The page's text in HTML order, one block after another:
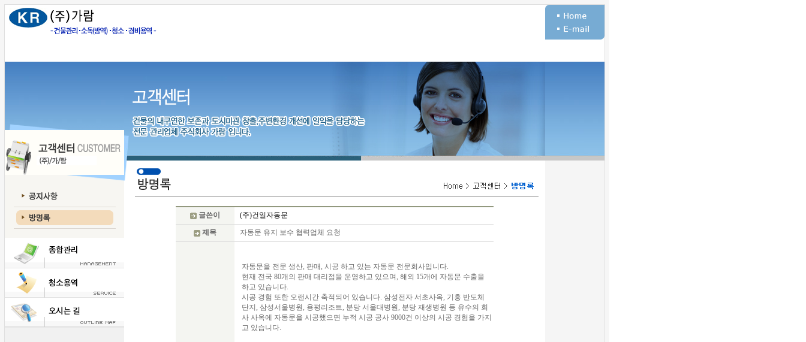
글쓴이 (주)건일자동문
제목 자동문 유지 보수 협력업체 요청
자동문을 전문 생산, 판매, 시공 하고 있는 자동문 전문회사입니다.
현재 전국 80개의 판매 대리점을 운영하고 있으며, 해외 15개에 자동문 수출을
하고 있습니다.
시공 경험 또한 오랜시간 축적되어 있습니다. 삼성전자 서초사옥, 기흥 반도체
단지, 삼성서울병원, 용평리조트, 분당 서울대병원, 분당 재생병원 등 유수의 회
사 사옥에 자동문을 시공했으면 누적 시공 공사 9000건 이상의 시공 경험을 가지
고 있습니다.